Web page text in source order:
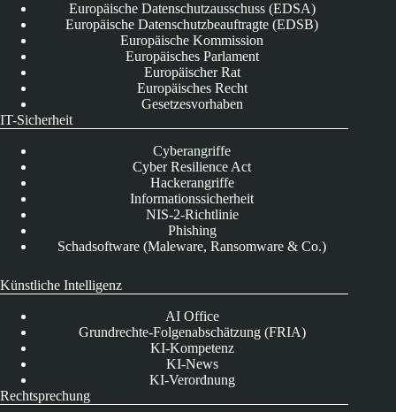
Europäische Datenschutzausschuss (EDSA)
Europäische Datenschutzbeauftragte (EDSB)
Europäische Kommission
Europäisches Parlament
Europäischer Rat
Europäisches Recht
Gesetzesvorhaben
IT-Sicherheit
Cyberangriffe
Cyber Resilience Act
Hackerangriffe
Informationssicherheit
NIS-2-Richtlinie
Phishing
Schadsoftware (Maleware, Ransomware & Co.)
Künstliche Intelligenz
AI Office
Grundrechte-Folgenabschätzung (FRIA)
KI-Kompetenz
KI-News
KI-Verordnung
Rechtsprechung